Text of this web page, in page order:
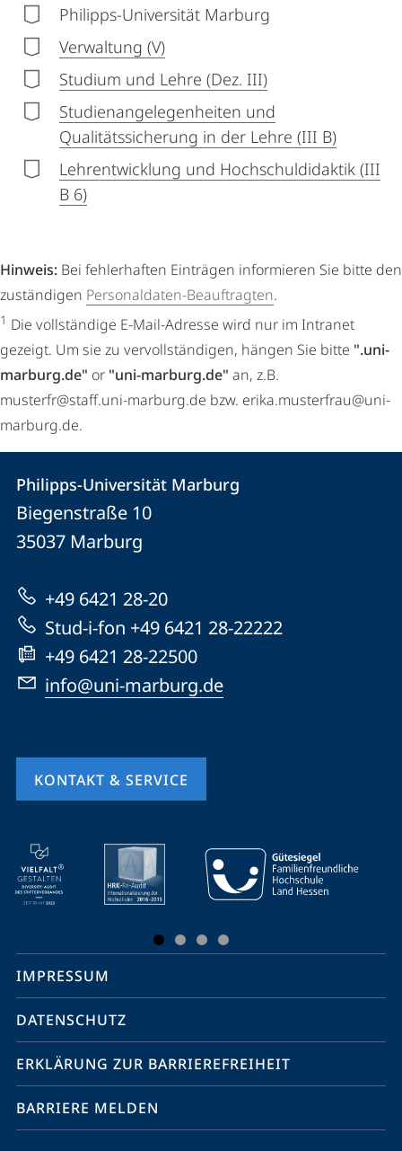
Philipps-Universität Marburg
Verwaltung (V)
Studium und Lehre (Dez. III)
Studienangelegenheiten und
Qualitätssicherung in der Lehre (III B)
Lehrentwicklung und Hochschuldidaktik (III
B 6)
Hinweis: Bei fehlerhaften Einträgen informieren Sie bitte den
zuständigen Personaldaten-Beauftragten.
1 Die vollständige E-Mail-Adresse wird nur im Intranet
gezeigt. Um sie zu vervollständigen, hängen Sie bitte ".uni-
marburg.de" or "uni-marburg.de" an, z.B.
musterfr@staff.uni-marburg.de bzw. erika.musterfrau@uni-
marburg.de.
Kontakt
und
Informationen
zur
Website
Kontaktinformationen
Philipps-
Universität
Philipps-Universität Marburg
Biegenstraße 10
35037 Marburg
+49 6421 28-20
Stud-i-fon +49 6421 28-22222
+49 6421 28-22500
info@uni-marburg.de
KONTAKT & SERVICE
Mobile-
Service-
Navigation
Social
Media
Kontakte
IMPRESSUM
DATENSCHUTZ
ERKLÄRUNG ZUR BARRIEREFREIHEIT
BARRIERE MELDEN